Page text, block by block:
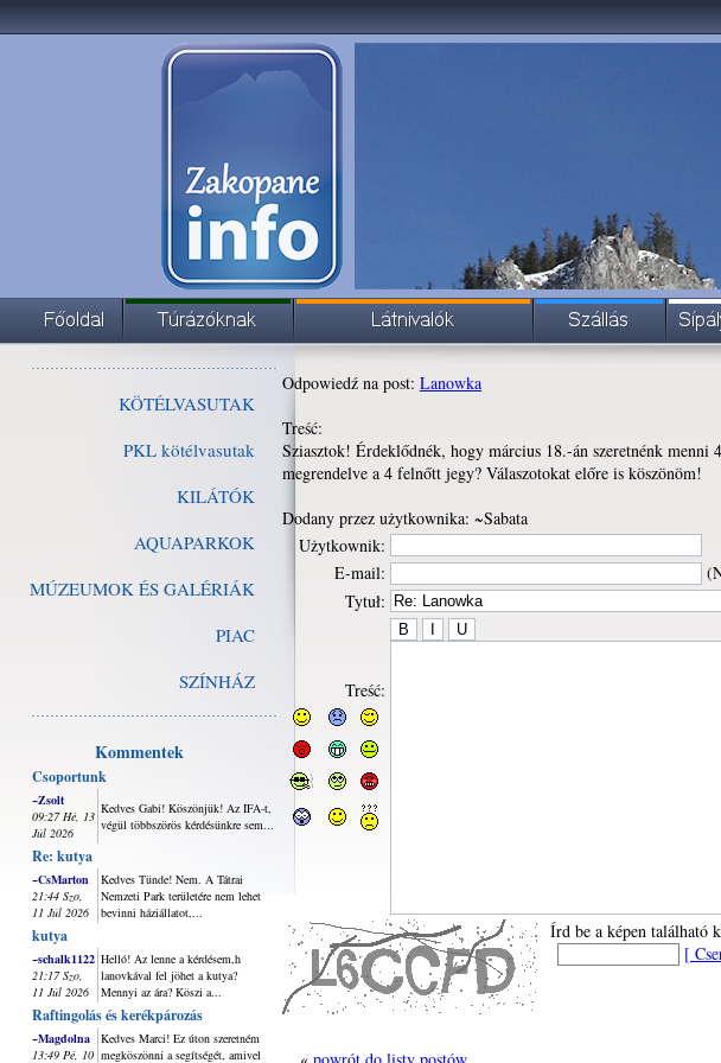
KÖTÉLVASUTAK
PKL kötélvasutak
KILÁTÓK
AQUAPARKOK
MÚZEUMOK ÉS GALÉRIÁK
PIAC
SZÍNHÁZ
Kommentek
Csoportunk
~Zsolt
09:27 Hé, 13
Júl 2026
Kedves Gabi! Köszönjük! Az IFA-t,
végül többszörös kérdésünkre sem...
Re: kutya
~CsMarton
21:44 Szo,
11 Júl 2026
Kedves Tünde! Nem. A Tátrai
Nemzeti Park területére nem lehet
bevinni háziállatot,...
kutya
~schalk1122
21:17 Szo,
11 Júl 2026
Helló! Az lenne a kérdésem,h
lanovkával fel jöhet a kutya?
Mennyi az ára? Köszi a...
Raftingolás és kerékpározás
~Magdolna
13:49 Pé, 10
Kedves Marci! Ez úton szeretném
megköszönni a segítségét, amivel
Odpowiedź na post: Lanowka
Treść:
Sziasztok! Érdeklődnék, hogy március 18.-án szeretnénk
megrendelve a 4 felnőtt jegy? Válaszotokat előre is köszönöm!
Dodany przez użytkownika: ~Sabata
Użytkownik:
E-mail:
Tytuł:
Treść:
Írd be a képen található
[